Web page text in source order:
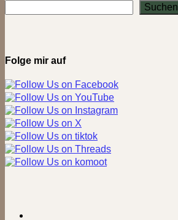
–
&
Suchen
Folge mir auf